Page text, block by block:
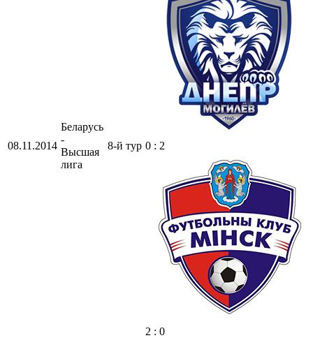
08.11.2014
Беларусь
-
Высшая
лига
8-й тур 0 : 2
2 : 0